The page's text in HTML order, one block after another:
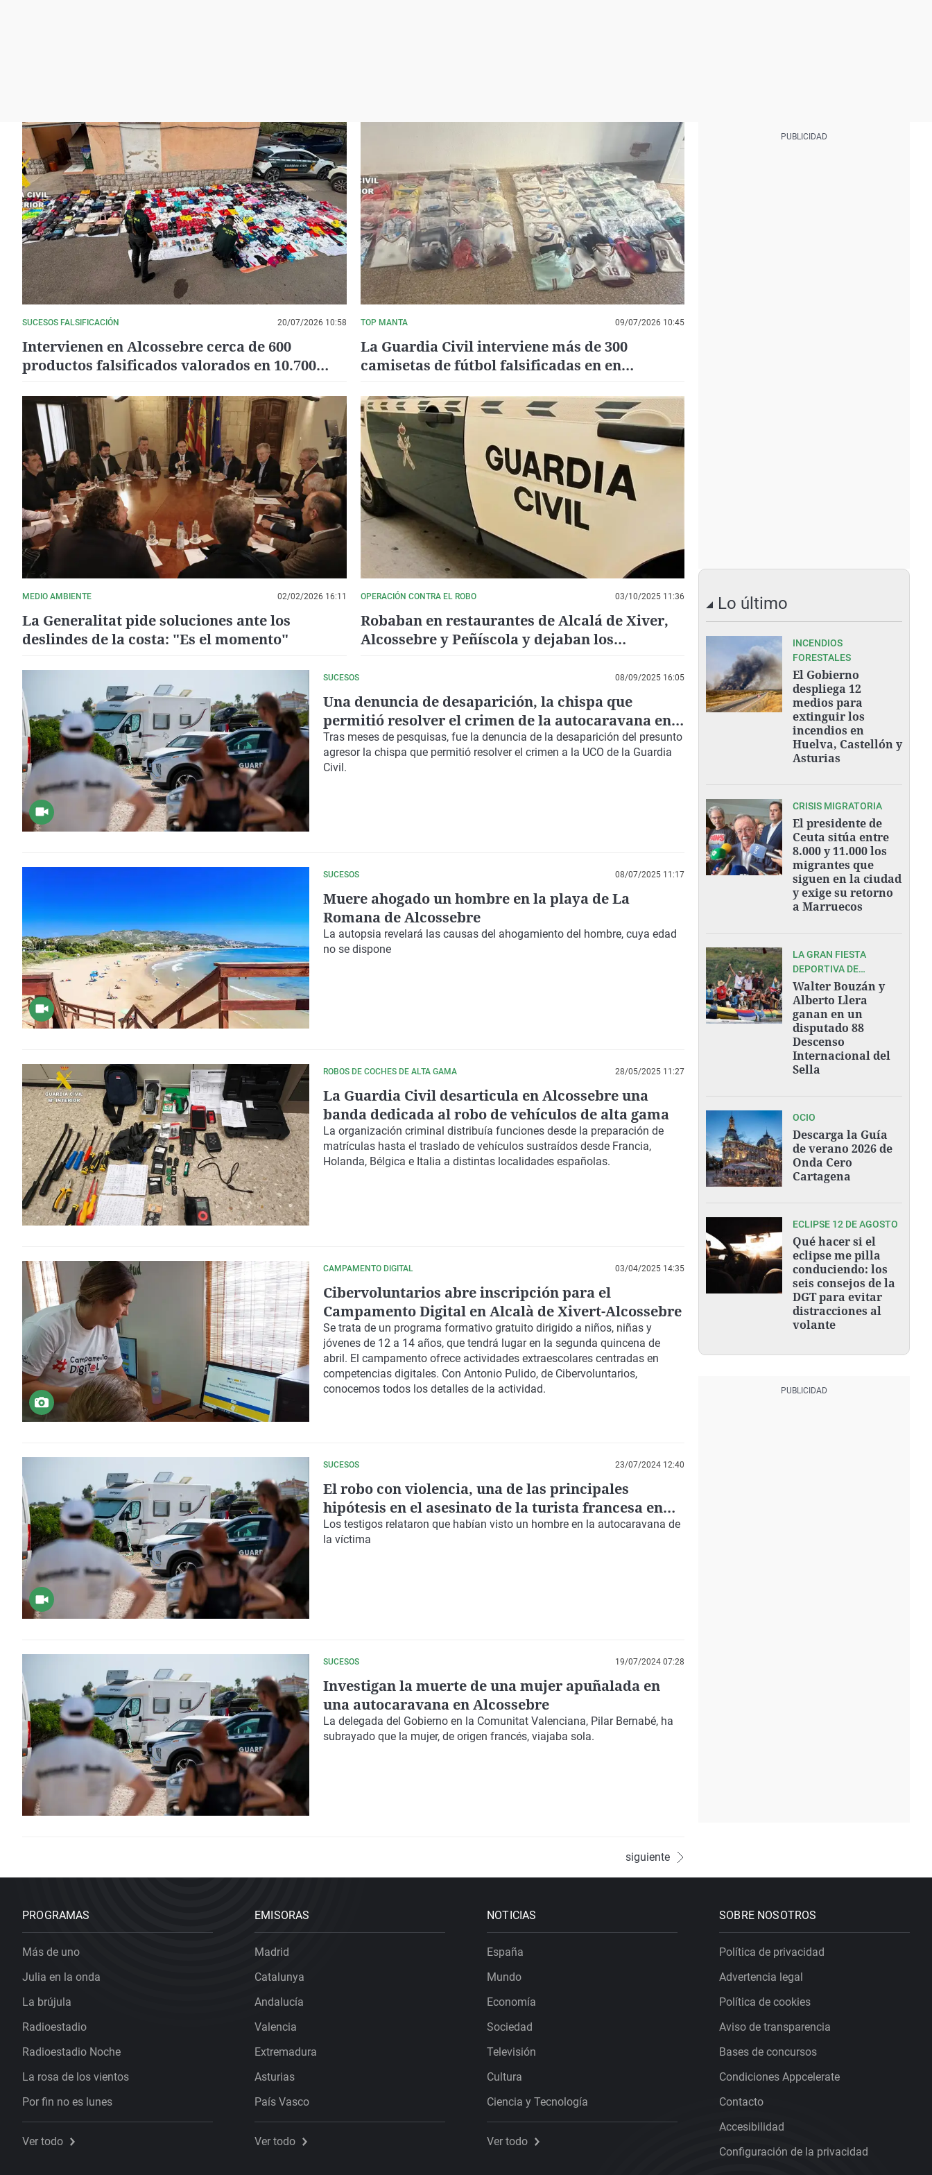
SUCESOS FALSIFICACIÓN 20/07/2026 10:58
Intervienen en Alcossebre cerca de 600
productos falsificados valorados en 10.700
TOP MANTA 09/07/2026 10:45
La Guardia Civil interviene más de 300
camisetas de fútbol falsificadas en en
MEDIO AMBIENTE 02/02/2026 16:11
La Generalitat pide soluciones ante los
deslindes de la costa: "Es el momento"
OPERACIÓN CONTRA EL ROBO 03/10/2025 11:36
Robaban en restaurantes de Alcalá de Xiver,
Alcossebre y Peñíscola y dejaban los
SUCESOS 08/09/2025 16:05
Una denuncia de desaparición, la chispa que
permitió resolver el crimen de la autocaravana en
Castellón
Tras meses de pesquisas, fue la denuncia de la desaparición del presunto
agresor la chispa que permitió resolver el crimen a la UCO de la Guardia
Civil.
SUCESOS 08/07/2025 11:17
Muere ahogado un hombre en la playa de La
Romana de Alcossebre
La autopsia revelará las causas del ahogamiento del hombre, cuya edad
no se dispone
ROBOS DE COCHES DE ALTA GAMA 28/05/2025 11:27
La Guardia Civil desarticula en Alcossebre una
banda dedicada al robo de vehículos de alta gama
La organización criminal distribuía funciones desde la preparación de
matrículas hasta el traslado de vehículos sustraídos desde Francia,
Holanda, Bélgica e Italia a distintas localidades españolas.
CAMPAMENTO DIGITAL 03/04/2025 14:35
Cibervoluntarios abre inscripción para el
Campamento Digital en Alcalà de Xivert-Alcossebre
Se trata de un programa formativo gratuito dirigido a niños, niñas y
jóvenes de 12 a 14 años, que tendrá lugar en la segunda quincena de
abril. El campamento ofrece actividades extraescolares centradas en
competencias digitales. Con Antonio Pulido, de Cibervoluntarios,
conocemos todos los detalles de la actividad.
SUCESOS 23/07/2024 12:40
El robo con violencia, una de las principales
hipótesis en el asesinato de la turista francesa en
Alcossebre
Los testigos relataron que habían visto un hombre en la autocaravana de
la víctima
SUCESOS 19/07/2024 07:28
Investigan la muerte de una mujer apuñalada en
una autocaravana en Alcossebre
La delegada del Gobierno en la Comunitat Valenciana, Pilar Bernabé, ha
subrayado que la mujer, de origen francés, viajaba sola.
siguiente
Lo último
INCENDIOS
FORESTALES
El Gobierno
despliega 12
medios para
extinguir los
incendios en
Huelva, Castellón y
Asturias
CRISIS MIGRATORIA
El presidente de
Ceuta sitúa entre
8.000 y 11.000 los
migrantes que
siguen en la ciudad
y exige su retorno
a Marruecos
LA GRAN FIESTA
DEPORTIVA DE
ASTURIAS
Walter Bouzán y
Alberto Llera
ganan en un
disputado 88
Descenso
Internacional del
Sella
OCIO
Descarga la Guía
de verano 2026 de
Onda Cero
Cartagena
ECLIPSE 12 DE AGOSTO
Qué hacer si el
eclipse me pilla
conduciendo: los
seis consejos de la
DGT para evitar
distracciones al
volante
PROGRAMAS
Más de uno
Julia en la onda
La brújula
Radioestadio
Radioestadio Noche
La rosa de los vientos
Por fin no es lunes
Ver todo
EMISORAS
Madrid
Catalunya
Andalucía
Valencia
Extremadura
Asturias
País Vasco
Ver todo
NOTICIAS
España
Mundo
Economía
Sociedad
Televisión
Cultura
Ciencia y Tecnología
Ver todo
SOBRE NOSOTROS
Política de privacidad
Advertencia legal
Política de cookies
Aviso de transparencia
Bases de concursos
Condiciones Appcelerate
Contacto
Accesibilidad
Configuración de la privacidad